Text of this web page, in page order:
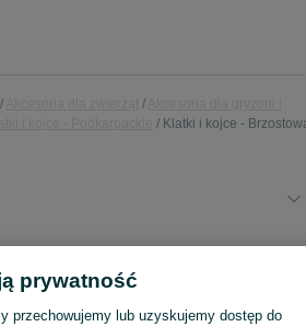
Klatki i kojce -
prywatność
przechowujemy lub uzyskujemy dostęp do